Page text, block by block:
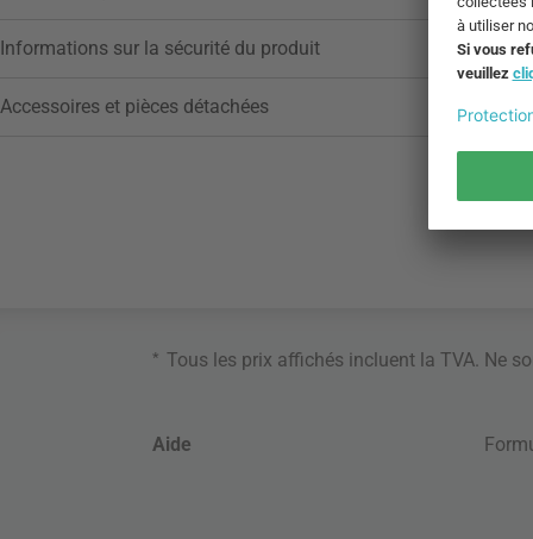
Informations sur la sécurité du produit
Accessoires et pièces détachées
* Tous les prix affichés incluent la TVA. Ne
Aide